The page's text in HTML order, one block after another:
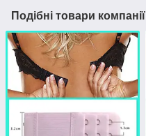
Подібні товари компанії